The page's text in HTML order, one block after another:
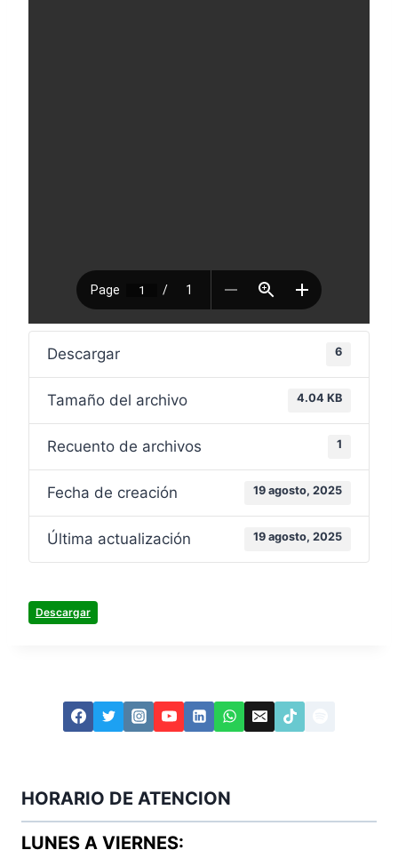
Descargar 6
Tamaño del archivo 4.04 KB
Recuento de archivos 1
Fecha de creación 19 agosto, 2025
Última actualización 19 agosto, 2025
Descargar
HORARIO DE ATENCION
LUNES A VIERNES: